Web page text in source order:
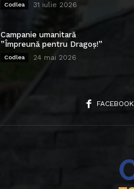
Codlea 31 iulie 2026
Campanie umanitară
”Împreună pentru Dragoș!”
Codlea 24 mai 2026
FACEBOOK